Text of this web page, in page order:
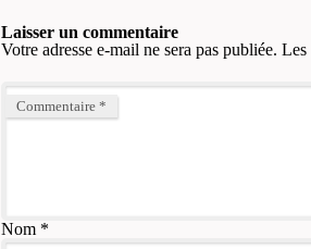
Laisser un commentaire
Votre adresse e-mail ne sera pas publiée. Les
Commentaire *
Nom*